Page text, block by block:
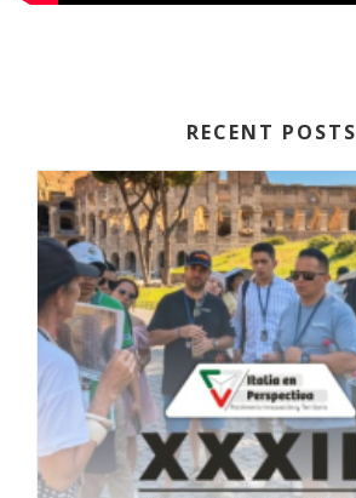
RECENT POSTS